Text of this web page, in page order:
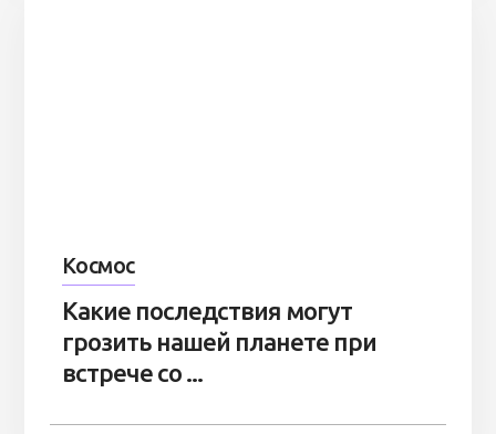
Космос
Какие последствия могут
грозить нашей планете при
встрече со ...